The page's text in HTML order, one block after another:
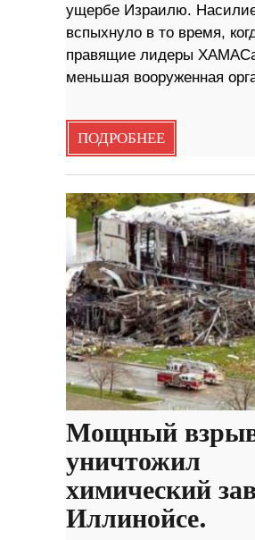
ущербе Израилю.
вспыхнуло в то время,
правящие лидеры
меньшая вооруженная
ПОДРОБНЕЕ
Мощный
уничтожил
химический
Иллинойсе.